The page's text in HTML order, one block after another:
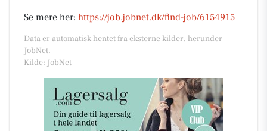
Se mere her: https://job.jobnet.dk/find-job/6154915
Data er automatisk hentet fra eksterne kilder, herunder
JobNet.
Kilde: JobNet